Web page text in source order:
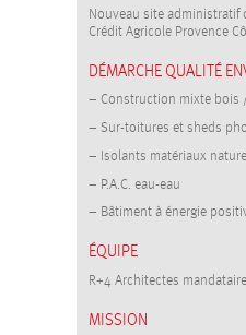
Nouveau site administratif
Crédit Agricole Provence
DÉMARCHE QUALITÉ
– Construction mixte bois
– Sur-toitures et sheds
– Isolants matériaux
– P.A.C. eau-eau
– Bâtiment à énergie
ÉQUIPE
R+4 Architectes mandataire
MISSION